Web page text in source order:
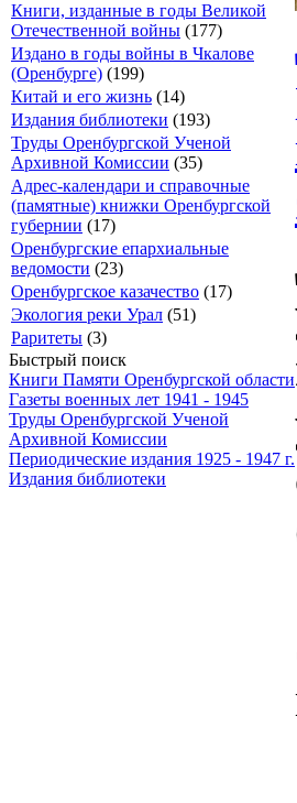
Книги, изданные в годы Великой
Отечественной войны (177)
Издано в годы войны в Чкалове
(Оренбурге) (199)
Китай и его жизнь (14)
Издания библиотеки (193)
Труды Оренбургской Ученой
Архивной Комиссии (35)
Адрес-календари и справочные
(памятные) книжки Оренбургской
губернии (17)
Оренбургские епархиальные
ведомости (23)
Оренбургское казачество (17)
Экология реки Урал (51)
Раритеты (3)
Быстрый поиск
Книги Памяти Оренбургской области
Газеты военных лет 1941 - 1945
Труды Оренбургской Ученой
Архивной Комиссии
Периодические издания 1925 - 1947 г.
Издания библиотеки